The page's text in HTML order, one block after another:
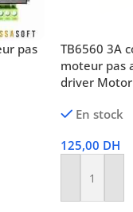
pas
TB6560 3A
moteur pas
driver Motor
En stock
125,00 DH
Ajouter Au